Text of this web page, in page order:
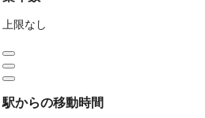
上限なし
駅からの移動時間